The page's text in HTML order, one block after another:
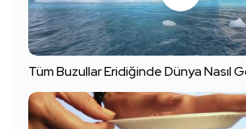
Tüm Buzullar Eridiğinde Dünya Nasıl